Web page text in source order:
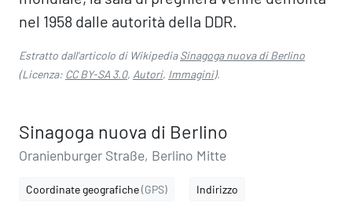
nel 1958 dalle autorità della DDR.
Estratto dall'articolo di WikipediaSinagoga nuova di Berlino
(Licenza: CC BY-SA 3.0, Autori, Immagini).
Sinagoga nuova di Berlino
Oranienburger Straße, Berlino Mitte
Coordinate geografiche(GPS) Indirizzo